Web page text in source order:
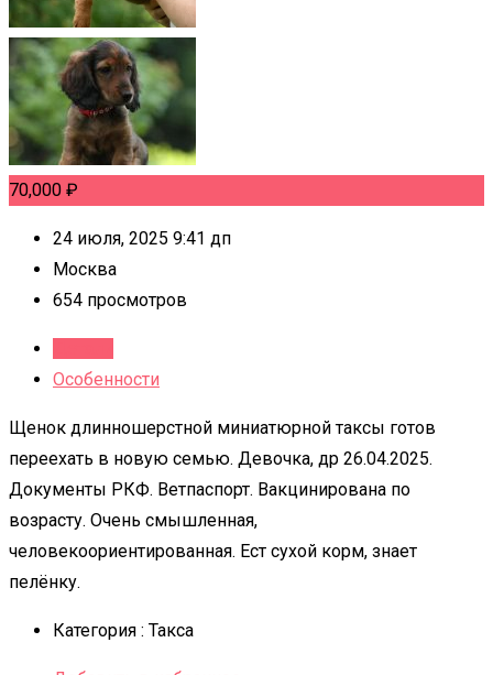
70,000 ₽
24 июля, 2025 9:41 дп
Москва
654 просмотров
Особенности
Щенок длинношерстной миниатюрной таксы готов
переехать в новую семью. Девочка, др 26.04.2025.
Документы РКФ. Ветпаспорт. Вакцинирована по
возрасту. Очень смышленная,
человекоориентированная. Ест сухой корм, знает
пелёнку.
Категория : Такса